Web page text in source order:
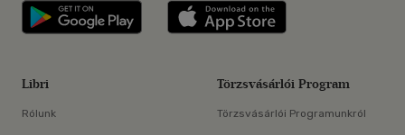
Libri applikáció Szerezd meg: Google
Libri
Rólunk
Törzsvásárlói Program
Törzsvásárlói Programunkról